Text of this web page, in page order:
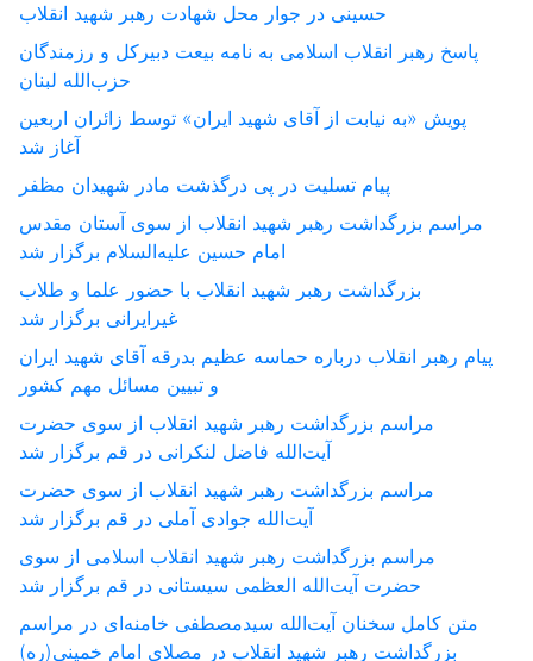
حسینی در جوار محل شهادت رهبر شهید انقلاب
پاسخ رهبر انقلاب اسلامی به نامه بیعت دبیرکل و رزمندگان
حزب‌الله لبنان
پویش «به نیابت از آقای شهید ایران» توسط زائران اربعین
آغاز شد
پیام تسلیت در پی درگذشت مادر شهیدان مظفر
مراسم بزرگداشت رهبر شهید انقلاب از سوی آستان مقدس
امام حسین علیه‌السلام برگزار شد
بزرگداشت رهبر شهید انقلاب با حضور علما و طلاب
غیر‌‌‌ایرانی برگزار شد
پیام رهبر انقلاب درباره حماسه عظیم بدرقه آقای شهید ایران
و تبیین مسائل مهم کشور
مراسم بزرگداشت رهبر شهید انقلاب از سوی حضرت
آیت‌الله فاضل لنکرانی در قم برگزار شد
مراسم بزرگداشت رهبر شهید انقلاب از سوی حضرت
آیت‌الله جوادی آملی در قم برگزار شد
مراسم بزرگداشت رهبر شهید انقلاب اسلامی از سوی
حضرت آیت‌الله العظمی سیستانی در قم برگزار شد
متن کامل سخنان آیت‌الله سیدمصطفی خامنه‌ای در مراسم
بزرگداشت رهبر شهید انقلاب در مصلای امام خمینی(ره)